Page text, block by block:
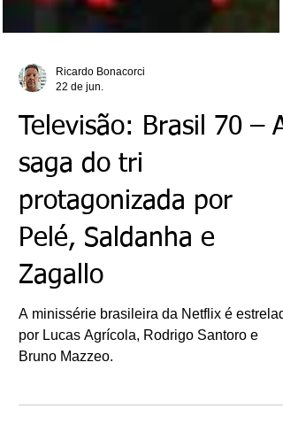
Ricardo Bonacorci
22 de jun.
Televisão: Brasil 70 – A
saga do tri
protagonizada por
Pelé, Saldanha e
Zagallo
A minissérie brasileira da Netflix é